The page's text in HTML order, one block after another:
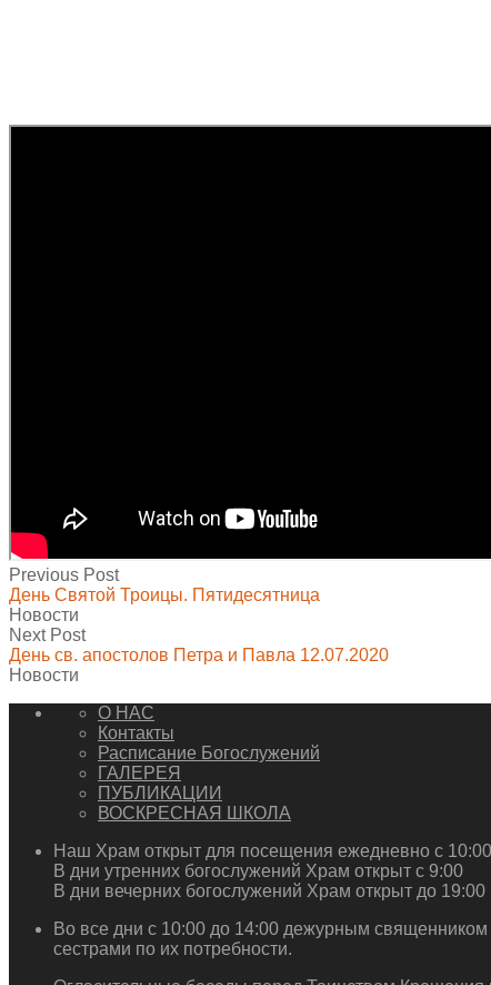
Previous Post
День Святой Троицы. Пятидесятница
Новости
Next Post
День св. апостолов Петра и Павла 12.07.2020
Новости
О НАС
Контакты
Расписание Богослужений
ГАЛЕРЕЯ
ПУБЛИКАЦИИ
ВОСКРЕСНАЯ ШКОЛА
Наш Храм открыт для посещения ежедневно с
В дни утренних богослужений Храм открыт с 9:00
В дни вечерних богослужений Храм открыт до 19:00
Во все дни с 10:00 до 14:00 дежурным
сестрами по их потребности.